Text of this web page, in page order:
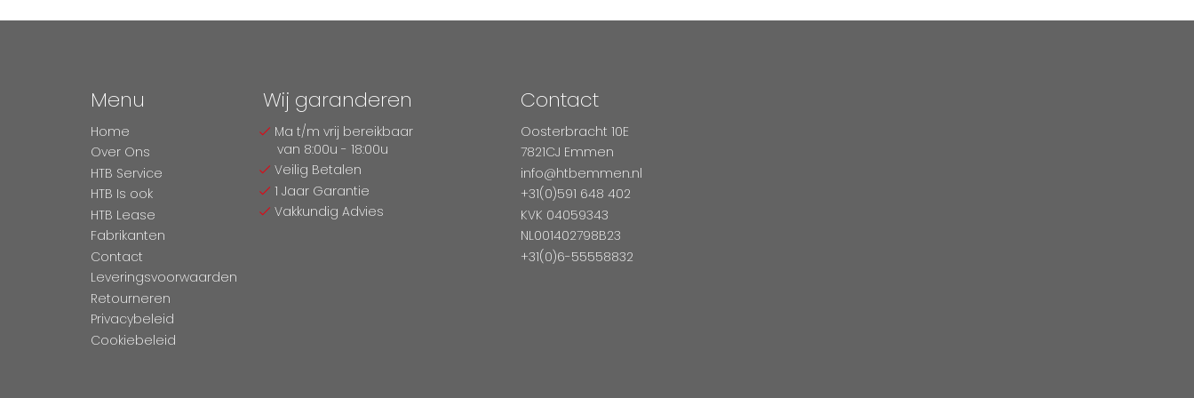
Menu
Home
Over Ons
HTB Service
HTB Is ook
HTB Lease
Fabrikanten
Contact
Leveringsvoorwaarden
Retourneren
Privacybeleid
Cookiebeleid
Wij garanderen
Ma t/m vrij bereikbaar
van 8:00u - 18:00u
Veilig Betalen
1 Jaar Garantie
Vakkundig Advies
Contact
Oosterbracht 10E
7821CJ Emmen
info@htbemmen.nl
+31(0)591 648 402
KVK 04059343
NL001402798B23
+31(0)6-55558832